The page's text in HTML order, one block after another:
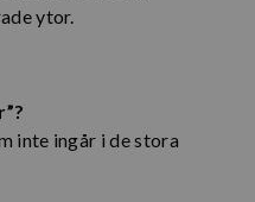
ytor.
inte ingår i de stora